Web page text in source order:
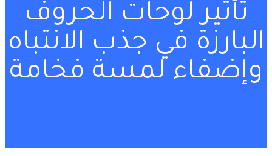
تأثير لوحات الحروف
البارزة في جذب الانتباه
وإضفاء لمسة فخامة